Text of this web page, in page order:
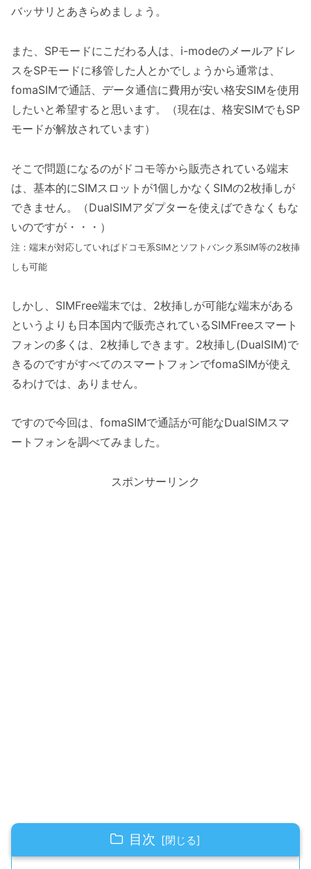
バッサリとあきらめましょう。
また、SPモードにこだわる人は、i-modeのメールアドレ
スをSPモードに移管した人とかでしょうから通常は、
fomaSIMで通話、データ通信に費用が安い格安SIMを使用
したいと希望すると思います。（現在は、格安SIMでもSP
モードが解放されています）
そこで問題になるのがドコモ等から販売されている端末
は、基本的にSIMスロットが1個しかなくSIMの2枚挿しが
できません。（DualSIMアダプターを使えばできなくもな
いのですが・・・）
注：端末が対応していればドコモ系SIMとソフトバンク系SIM等の2枚挿
しも可能
しかし、SIMFree端末では、2枚挿しが可能な端末がある
というよりも日本国内で販売されているSIMFreeスマート
フォンの多くは、2枚挿しできます。2枚挿し(DualSIM)で
きるのですがすべてのスマートフォンでfomaSIMが使え
るわけでは、ありません。
ですので今回は、fomaSIMで通話が可能なDualSIMスマ
ートフォンを調べてみました。
スポンサーリンク
目次